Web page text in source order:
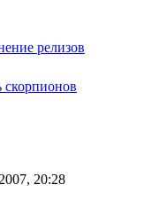
релизов
20:28